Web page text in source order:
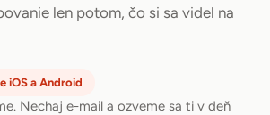
len potom, čo si sa videl na
iOS a Android
Nechaj e-mail a ozveme sa ti v deň